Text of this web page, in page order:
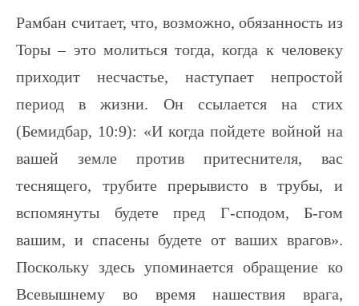
Рамбан считает, что, возможно, обязанность из
Торы – это молиться тогда, когда к человеку
приходит несчастье, наступает непростой
период в жизни. Он ссылается на стих
(Бемидбар, 10:9): «И когда пойдете войной на
вашей земле против притеснителя, вас
теснящего, трубите прерывисто в трубы, и
вспомянуты будете пред Г-сподом, Б-гом
вашим, и спасены будете от ваших врагов».
Поскольку здесь упоминается обращение ко
Всевышнему во время нашествия врага,